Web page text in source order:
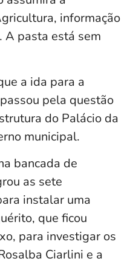
informação
A pasta está sem
a ida para a
pela questão
do Palácio da
municipal.
bancada de
as sete
instalar uma
que ficou
para investigar os
Ciarlini e a